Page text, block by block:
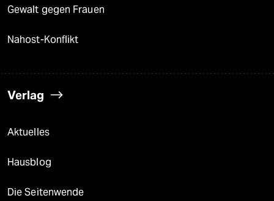
Gewalt gegen Frauen
Nahost-Konflikt
Verlag
Aktuelles
Hausblog
Die Seitenwende